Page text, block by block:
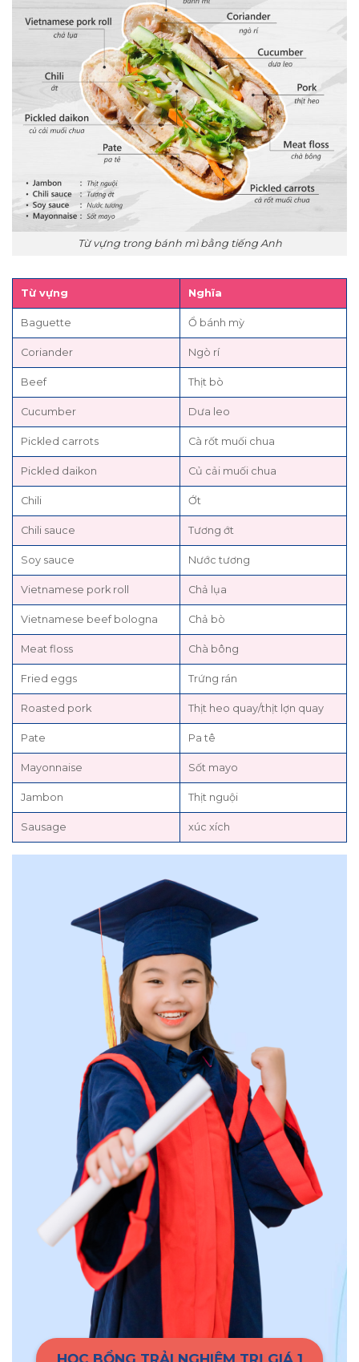
Từ vựng trong bánh mì bằng tiếng Anh
Từ vựng Nghĩa
Baguette Ổ bánh mỳ
Coriander Ngò rí
Beef Thịt bò
Cucumber Dưa leo
Pickled carrots Cà rốt muối chua
Pickled daikon Củ cải muối chua
Chili Ớt
Chili sauce Tương ớt
Soy sauce Nước tương
Vietnamese pork roll Chả lụa
Vietnamese beef bologna Chả bò
Meat floss Chà bông
Fried eggs Trứng rán
Roasted pork Thịt heo quay/thịt lợn quay
Pate Pa tê
Mayonnaise Sốt mayo
Jambon Thịt nguội
Sausage xúc xích
HỌC BỔNG TRẢI NGHIỆM TRỊ GIÁ 1